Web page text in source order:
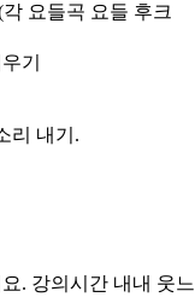
요들곡 요들 후크
기
리 내기.
. 강의시간 내내 웃느